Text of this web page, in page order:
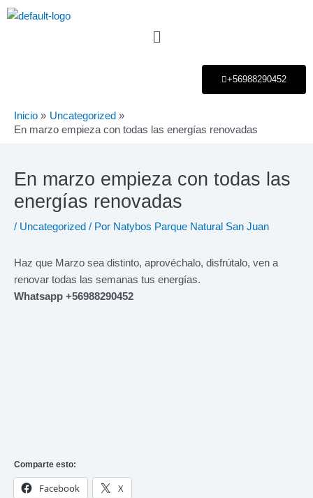
+56988290452
Inicio
Uncategorized
En marzo empieza con todas las energías renovadas
En marzo empieza con todas las
energías renovadas
/ Uncategorized / Por Natybos Parque Natural San Juan
Haz que Marzo sea distinto, aprovéchalo, disfrútalo, ven a
renovar todas las semanas tus energías.
Whatsapp +56988290452
Comparte esto:
Facebook X
Navegación